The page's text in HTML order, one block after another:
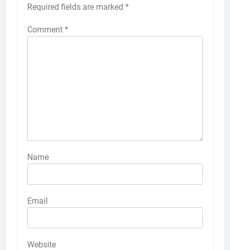
Required fields are marked *
Comment *
Name
Email
Website